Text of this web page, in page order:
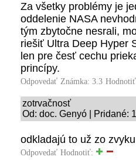
Za všetky problémy je
oddelenie NASA
tým zbytočne nesrali,
riešiť Ultra Deep Hyper
len pre česť cechu
princípy.
Odpovedať Známka: 3.3
zotrvačnosť
Od: doc. Genyó | Pridané:
odkladajú to už zo
Odpovedať Hodnotiť: